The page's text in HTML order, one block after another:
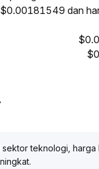
$0.00181549 dan
teknologi,
.